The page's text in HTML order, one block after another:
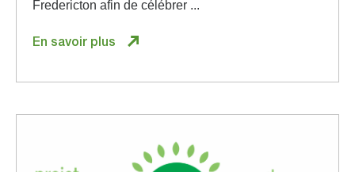
Fredericton afin de célébrer ...
En savoir plus